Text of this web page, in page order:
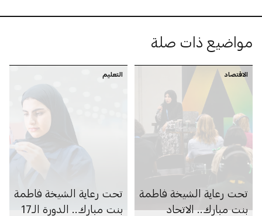
مواضيع ذات صلة
الاقتصاد
تحت رعاية الشيخة فاطمة
بنت مبارك.. الاتحاد
التعليم
تحت رعاية الشيخة فاطمة
بنت مبارك.. الدورة الـ17